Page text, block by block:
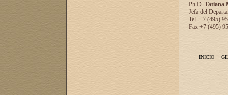
Ph.D. Tatiana
Jefa del
Tel. +7 (495)
Fax +7 (495)
INICIO